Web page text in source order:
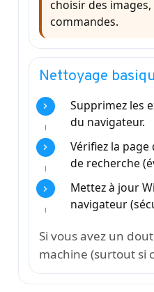
choisir des
commandes.
Nettoyage
Supprimez les
du navigateur.
Vérifiez la page
de recherche
Mettez à jour
navigateur
Si vous avez un
machine (surtout si